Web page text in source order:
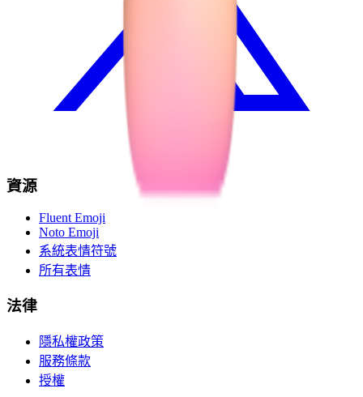
資源
Fluent Emoji
Noto Emoji
系統表情符號
所有表情
法律
隱私權政策
服務條款
授權